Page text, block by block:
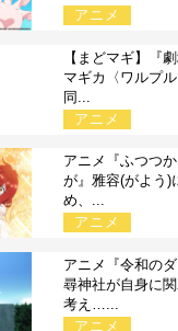
アニメ
【まどマギ】『
マギカ〈ワルプ
同...
アニメ
アニメ『ふつつ
が』雅容(がよう)
め、...
アニメ
アニメ『令和の
尋神社が自身に
考え…...
アニメ